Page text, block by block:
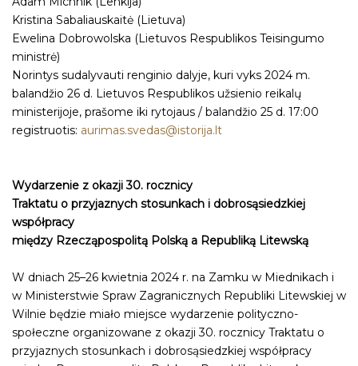
Kristina Sabaliauskaitė (Lietuva)
Ewelina Dobrowolska (Lietuvos Respublikos Teisingumo
ministrė)
Norintys sudalyvauti renginio dalyje, kuri vyks 2024 m.
balandžio 26 d. Lietuvos Respublikos užsienio reikalų
ministerijoje, prašome iki rytojaus / balandžio 25 d. 17:00
registruotis: aurimas.svedas@istorija.lt
Wydarzenie z okazji 30. rocznicy
Traktatu o przyjaznych stosunkach i dobrosąsiedzkiej
współpracy
między Rzecząpospolitą Polską a Republiką Litewską
W dniach 25–26 kwietnia 2024 r. na Zamku w Miednikach i
w Ministerstwie Spraw Zagranicznych Republiki Litewskiej w
Wilnie będzie miało miejsce wydarzenie polityczno-
społeczne organizowane z okazji 30. rocznicy Traktatu o
przyjaznych stosunkach i dobrosąsiedzkiej współpracy